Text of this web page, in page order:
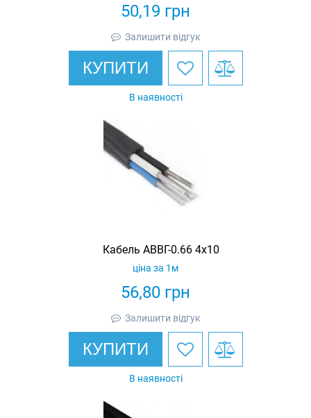
50,19 грн
Залишити відгук
КУПИТИ
В наявності
Кабель АВВГ-0.66 4х10
56,80 грн
ціна за 1м
Залишити відгук
КУПИТИ
В наявності